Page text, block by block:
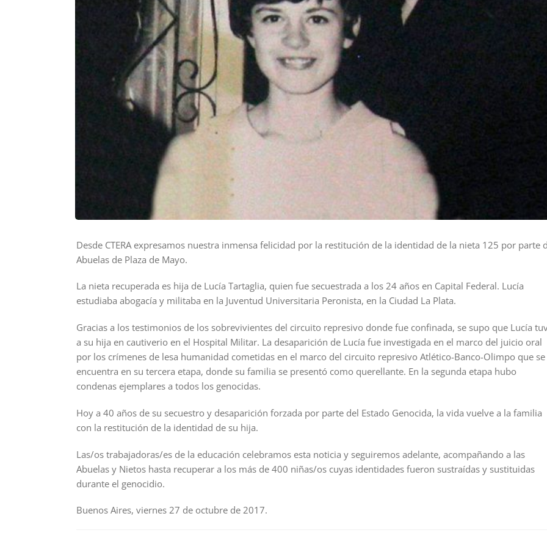
Desde CTERA expresamos nuestra inmensa felicidad por la restitución de la identidad de la nieta 125 por parte
Abuelas de Plaza de Mayo.
La nieta recuperada es hija de Lucía Tartaglia, quien fue secuestrada a los 24 años en Capital Federal. Lucía
estudiaba abogacía y militaba en la Juventud Universitaria Peronista, en la Ciudad La Plata.
Gracias a los testimonios de los sobrevivientes del circuito represivo donde fue confinada, se supo que Lucía
a su hija en cautiverio en el Hospital Militar. La desaparición de Lucía fue investigada en el marco del juicio oral
por los crímenes de lesa humanidad cometidas en el marco del circuito represivo Atlético-Banco-Olimpo que se
encuentra en su tercera etapa, donde su familia se presentó como querellante. En la segunda etapa hubo
condenas ejemplares a todos los genocidas.
Hoy a 40 años de su secuestro y desaparición forzada por parte del Estado Genocida, la vida vuelve a la familia
con la restitución de la identidad de su hija.
Las/os trabajadoras/es de la educación celebramos esta noticia y seguiremos adelante, acompañando a las
Abuelas y Nietos hasta recuperar a los más de 400 niñas/os cuyas identidades fueron sustraídas y sustituidas
durante el genocidio.
Buenos Aires, viernes 27 de octubre de 2017.